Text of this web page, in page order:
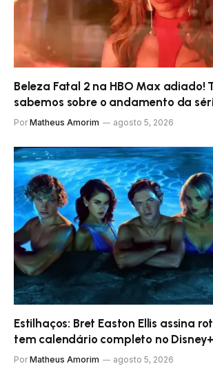
Beleza Fatal 2 na HBO Max adiado!
sabemos sobre o andamento da
Por Matheus Amorim agosto 5, 2026
Estilhaços: Bret Easton Ellis assina
tem calendário completo no Disney+
Por Matheus Amorim agosto 5, 2026